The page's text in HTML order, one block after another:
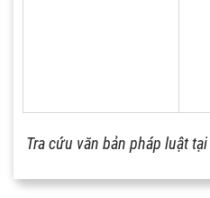
Tra cứu văn bản pháp luật tại